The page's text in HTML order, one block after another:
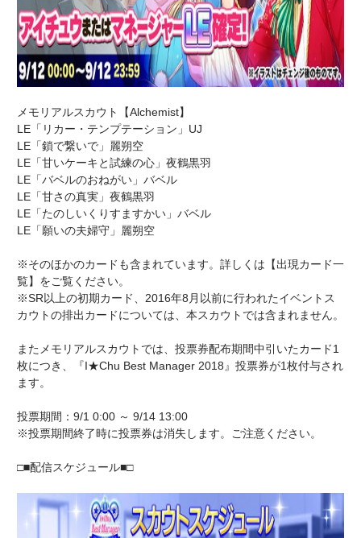
メモリアルスカウト【Alchemist】
LE「リカー・テンプテーション」UJ
LE「鎖で繋いで」麗朔空
LE「甘いケーキと試練の心」夜鶴黒羽
LE「バベルのおねがい」バベル
LE「甘さの真実」夜鶴黒羽
LE「たのしいくりすますかい」バベル
LE「願いの夫婦守」麗朔空
※そのほかのカードも含まれています。詳しくは【出現カード一
覧】をご覧ください。
※SR以上の初期カード、2016年8月以前に行われたイベントス
カウトの排出カードについては、本スカウトでは含まれません。
またメモリアルスカウトでは、投票券配布期間中引いたカード1
枚につき、『I★Chu Best Manager 2018』投票券が1枚付与され
ます。
投票期間：9/1 0:00 ～ 9/14 13:00
※投票期間終了時に投票券は消失します。ご注意ください。
□■配信スケジュール■□